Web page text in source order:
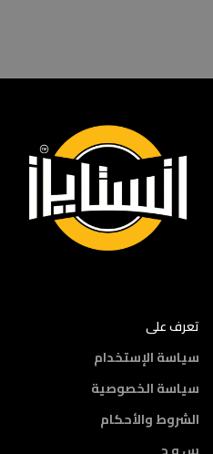
تعرف على
سياسة الإستخدام
سياسة الخصوصية
الشروط والأحكام